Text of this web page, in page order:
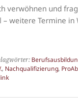
verwöhnen und
weitere Termine in
, Nachqualifizierung,